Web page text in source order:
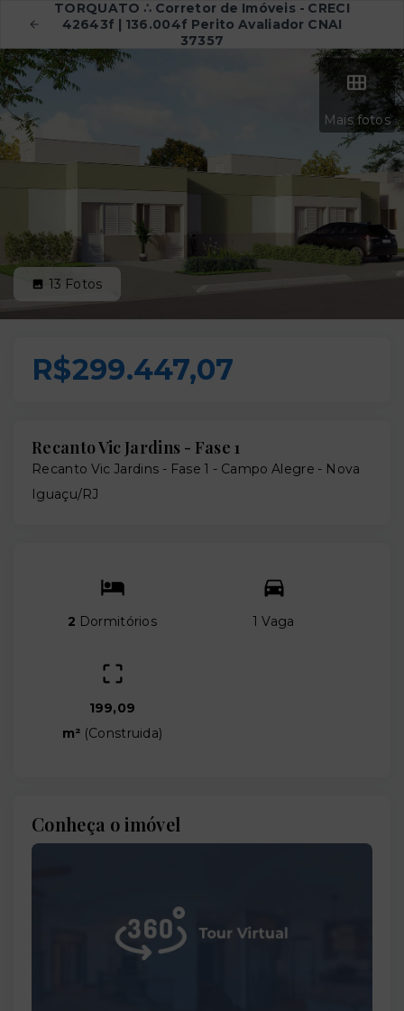
TORQUATO ∴ Corretor de Imóveis - CRECI
42643f | 136.004f Perito Avaliador CNAI
37357
Mais fotos
13 Fotos
R$299.447,07
Recanto Vic Jardins - Fase 1
Recanto Vic Jardins - Fase 1 - Campo Alegre - Nova
Iguaçu/RJ
2 Dormitórios 1 Vaga
199,09
m² (Construida)
Conheça o imóvel